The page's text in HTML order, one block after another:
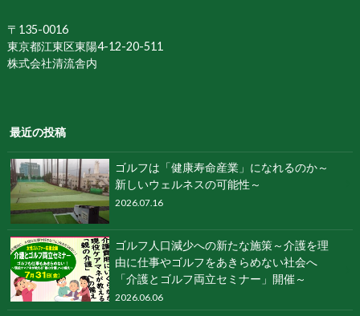
〒135-0016
東京都江東区東陽4-12-20-511
株式会社清流舎内
最近の投稿
ゴルフは「健康寿命産業」になれるのか～
新しいウェルネスの可能性～
2026.07.16
ゴルフ人口減少への新たな施策～介護を理
由に仕事やゴルフをあきらめない社会へ
「介護とゴルフ両立セミナー」開催～
2026.06.06